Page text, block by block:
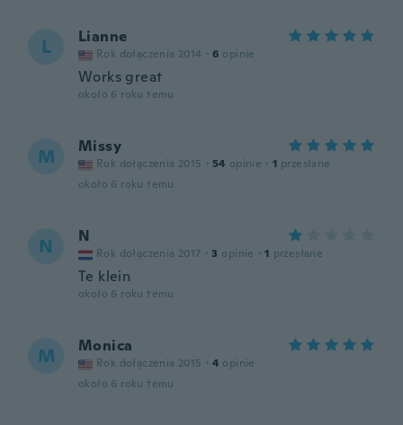
L Lianne
Rok dołączenia 2014 · 6 opinie
Works great
około 6 roku temu
M Missy
Rok dołączenia 2015 · 54 opinie · 1 przesłane
około 6 roku temu
N N
Rok dołączenia 2017 · 3 opinie · 1 przesłane
Te klein
około 6 roku temu
M Monica
Rok dołączenia 2015 · 4 opinie
około 6 roku temu